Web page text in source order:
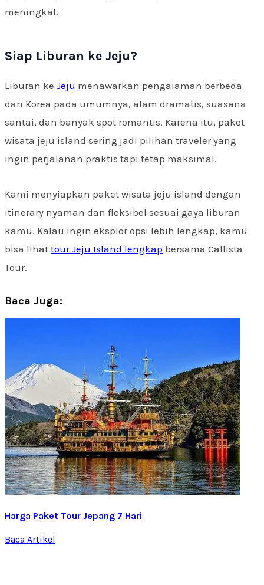
meningkat.
Siap Liburan ke Jeju?
Liburan ke Jeju menawarkan pengalaman berbeda
dari Korea pada umumnya, alam dramatis, suasana
santai, dan banyak spot romantis. Karena itu, paket
wisata jeju island sering jadi pilihan traveler yang
ingin perjalanan praktis tapi tetap maksimal.
Kami menyiapkan paket wisata jeju island dengan
itinerary nyaman dan fleksibel sesuai gaya liburan
kamu. Kalau ingin eksplor opsi lebih lengkap, kamu
bisa lihat tour Jeju Island lengkap bersama Callista
Tour.
Baca Juga:
Harga Paket Tour Jepang 7 Hari
Baca Artikel